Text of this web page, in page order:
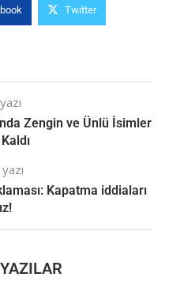
Twitter
Zengin ve Ünlü İsimler
Kapatma iddiaları